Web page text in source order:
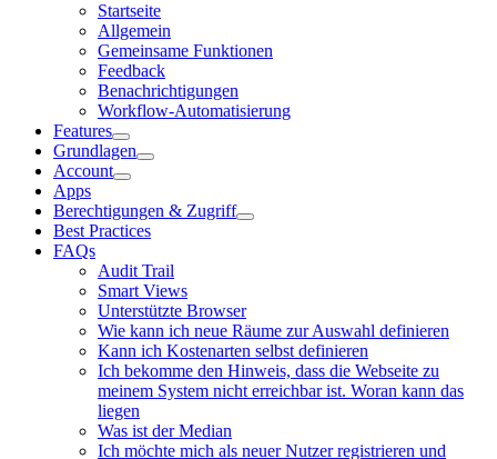
Startseite
Allgemein
Gemeinsame Funktionen
Feedback
Benachrichtigungen
Workflow-Automatisierung
Features
Grundlagen
Account
Apps
Berechtigungen & Zugriff
Best Practices
FAQs
Audit Trail
Smart Views
Unterstützte Browser
Wie kann ich neue Räume zur Auswahl definieren
Kann ich Kostenarten selbst definieren
Ich bekomme den Hinweis, dass die Webseite zu
meinem System nicht erreichbar ist. Woran kann das
liegen
Was ist der Median
Ich möchte mich als neuer Nutzer registrieren und